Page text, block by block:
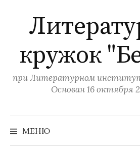
т
с
о
д
кружок
при Литературном
Основан 16 октября
МЕНЮ